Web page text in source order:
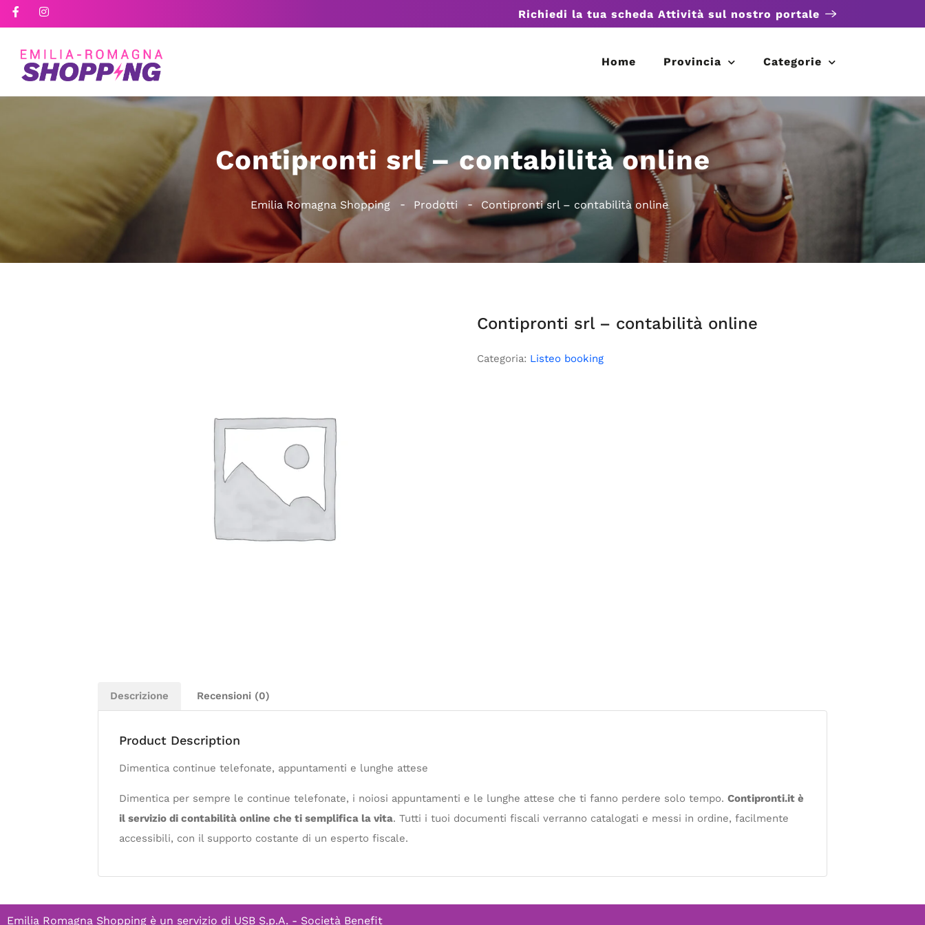
Richiedi la tua scheda Attività sul nostro portale
Home Provincia Categorie
Contipronti srl – contabilità online
Emilia Romagna Shopping Prodotti Contipronti srl – contabilità online
Contipronti srl – contabilità online
Categoria: Listeo booking
Descrizione Recensioni (0)
Product Description
Dimentica continue telefonate, appuntamenti e lunghe attese
Dimentica per sempre le continue telefonate, i noiosi appuntamenti e le lunghe attese che ti fanno perdere solo tempo. Contipronti.it è
il servizio di contabilità online che ti semplifica la vita. Tutti i tuoi documenti fiscali verranno catalogati e messi in ordine, facilmente
accessibili, con il supporto costante di un esperto fiscale.
Emilia Romagna Shopping è un servizio di USB S.p.A. - Società Benefit